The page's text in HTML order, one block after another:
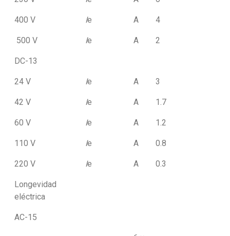
400 V Ie A 4
500 V Ie A 2
DC-13
24 V Ie A 3
42 V Ie A 1.7
60 V Ie A 1.2
110 V Ie A 0.8
220 V Ie A 0.3
Longevidad
eléctrica
AC-15